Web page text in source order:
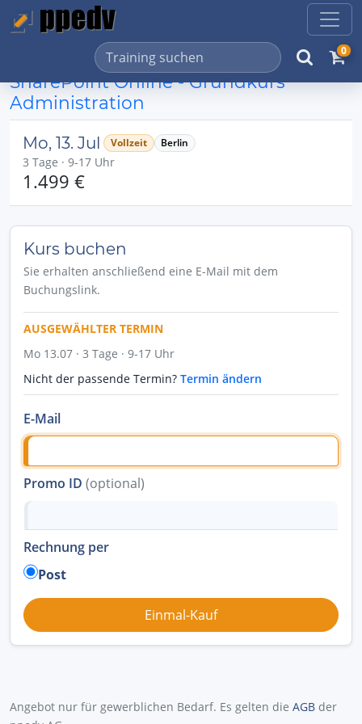
0
SharePoint Online - Grundkurs
Administration
Mo, 13. Jul Vollzeit Berlin
3 Tage · 9-17 Uhr
1.499 €
Kurs buchen
Sie erhalten anschließend eine E-Mail mit dem
Buchungslink.
AUSGEWÄHLTER TERMIN
Mo 13.07 · 3 Tage · 9-17 Uhr
Nicht der passende Termin? Termin ändern
E-Mail
Promo ID (optional)
Rechnung per
Post
Angebot nur für gewerblichen Bedarf. Es gelten die AGB der